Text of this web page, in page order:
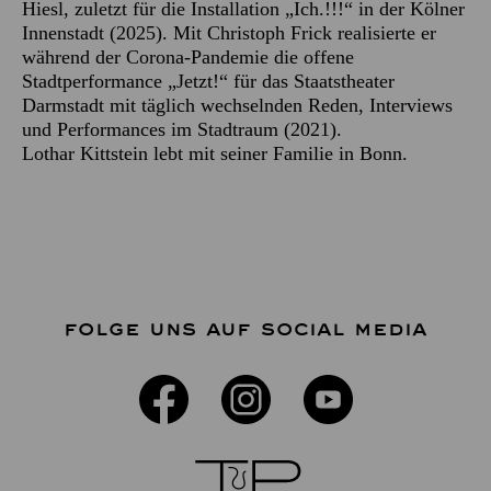
Hiesl, zuletzt für die Installation „Ich.!!!“ in der Kölner
Innenstadt (2025). Mit Christoph Frick realisierte er
während der Corona-Pandemie die offene
Stadtperformance „Jetzt!“ für das Staatstheater
Darmstadt mit täglich wechselnden Reden, Interviews
und Performances im Stadtraum (2021).
Lothar Kittstein lebt mit seiner Familie in Bonn.
FOLGE UNS AUF SOCIAL MEDIA